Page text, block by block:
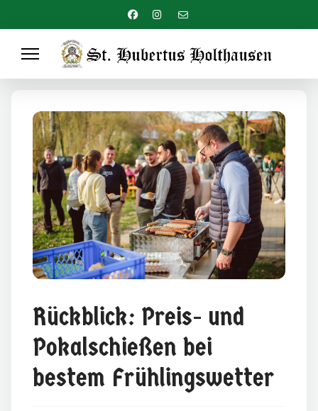
Rückblick: Preis- und
Pokalschießen bei
bestem Frühlingswetter